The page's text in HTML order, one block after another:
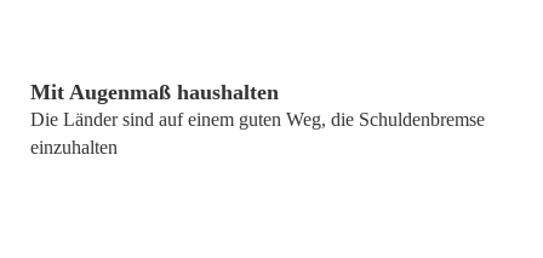
Mit Augenmaß haushalten
Die Länder sind auf einem guten Weg, die Schuldenbremse
einzuhalten